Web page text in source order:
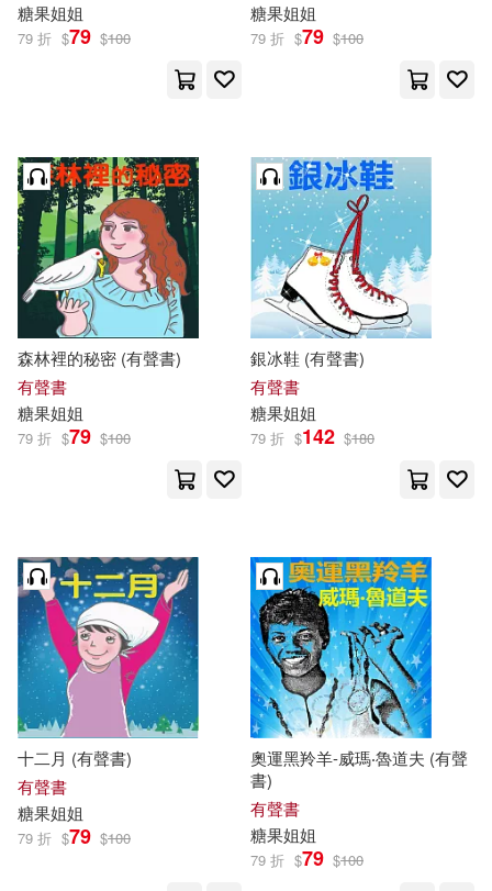
糖果姐姐
79 折 $79 $100
糖果姐姐
79 折 $79 $100
森林裡的秘密 (有聲書)
有聲書
糖果姐姐
79 折 $79 $100
銀冰鞋 (有聲書)
有聲書
糖果姐姐
79 折 $142 $180
十二月 (有聲書)
有聲書
糖果姐姐
79 折 $79 $100
奧運黑羚羊-威瑪‧魯道夫 (有聲
書)
有聲書
糖果姐姐
79 折 $79 $100